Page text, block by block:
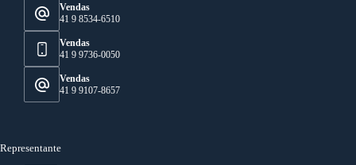
Vendas
41 9 8534-6510
Vendas
41 9 9736-0050
Vendas
41 9 9107-8657
Representante